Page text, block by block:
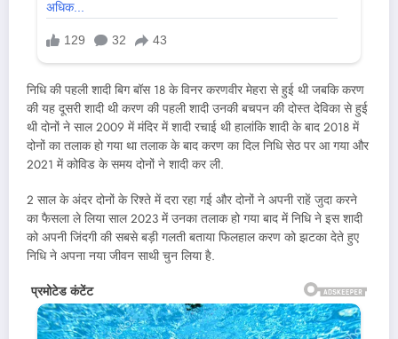
निधि की पहली शादी बिग बॉस 18 के विनर करणवीर मेहरा से हुई थी जबकि करण
की यह दूसरी शादी थी करण की पहली शादी उनकी बचपन की दोस्त देविका से हुई
थी दोनों ने साल 2009 में मंदिर में शादी रचाई थी हालांकि शादी के बाद 2018 में
दोनों का तलाक हो गया था तलाक के बाद करण का दिल निधि सेठ पर आ गया और
2021 में कोविड के समय दोनों ने शादी कर ली.
2 साल के अंदर दोनों के रिश्ते में दरा रहा गई और दोनों ने अपनी राहें जुदा करने
का फैसला ले लिया साल 2023 में उनका तलाक हो गया बाद में निधि ने इस शादी
को अपनी जिंदगी की सबसे बड़ी गलती बताया फिलहाल करण को झटका देते हुए
निधि ने अपना नया जीवन साथी चुन लिया है.